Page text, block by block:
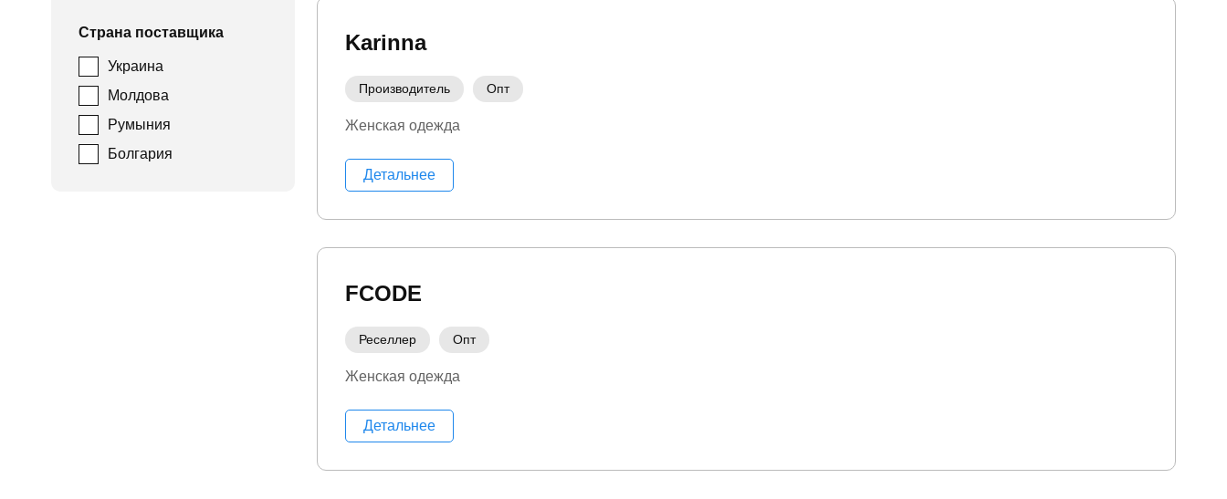
Страна поставщика
Украина
Молдова
Румыния
Болгария
Karinna
Производитель Опт
Женская одежда
Детальнее
FCODE
Реселлер Опт
Женская одежда
Детальнее